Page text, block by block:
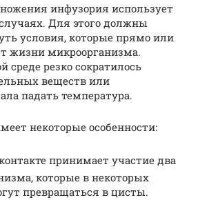
инфузория использует
Для этого должны
условия, которые прямо или
жизни микроорганизма.
среде резко сократилось
веществ или
падать температура.
некоторые особенности:
принимает участие два
которые в некоторых
превращаться в цисты.